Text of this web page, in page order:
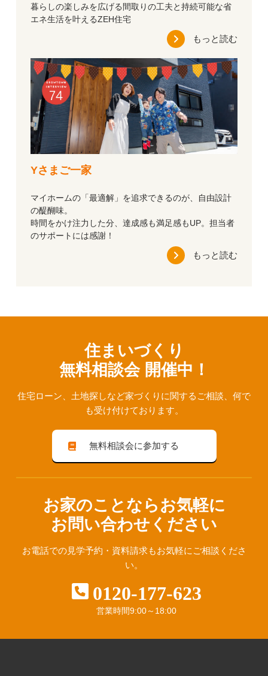
暮らしの楽しみを広げる間取りの工夫と持続可能な省
エネ生活を叶えるZEH住宅
もっと読む
Yさまご一家
マイホームの「最適解」を追求できるのが、自由設計
の醍醐味。
時間をかけ注力した分、達成感も満足感もUP。担当者
のサポートには感謝！
もっと読む
住まいづくり
無料相談会 開催中！
住宅ローン、⼟地探しなど家づくりに関するご相談、 何で
も受け付けております。
無料相談会に参加する
お家のことならお気軽に
お問い合わせください
お電話での見学予約・資料請求もお気軽にご相談くださ
い。
0120-177-623
営業時間9:00～18:00